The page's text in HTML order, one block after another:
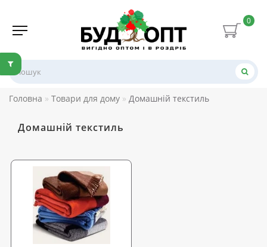
0
Головна Товари для дому Домашній текстиль
Домашній текстиль